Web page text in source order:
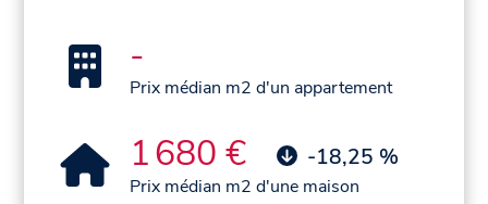
-
Prix médian m2 d'un appartement
1 680 € -18,25 %
Prix médian m2 d'une maison